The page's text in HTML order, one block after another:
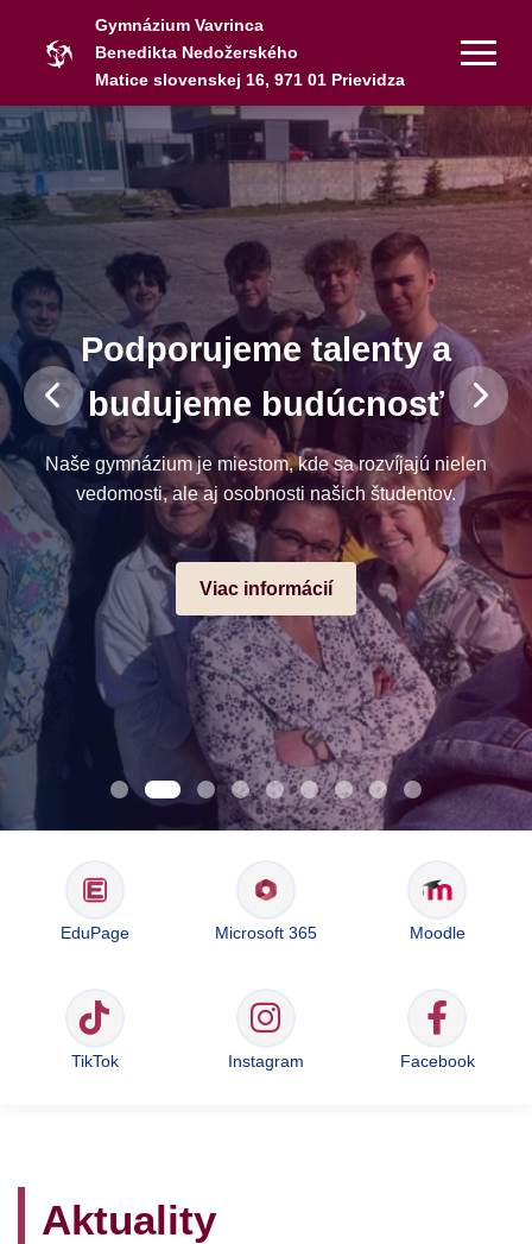
Gymnázium Vavrinca
Benedikta Nedožerského
Matice slovenskej 16, 971 01 Prievidza
Podporujeme talenty a
budujeme budúcnosť
Naše gymnázium je miestom, kde sa rozvíjajú nielen
vedomosti, ale aj osobnosti našich študentov.
Viac informácií
EduPage Microsoft 365 Moodle
TikTok Instagram Facebook
Aktuality